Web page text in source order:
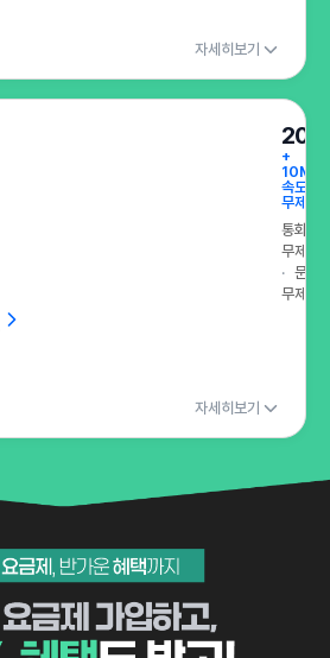
자세히보기
+
속도
무제한
통화
무제한
문자
무제한
자세히보기